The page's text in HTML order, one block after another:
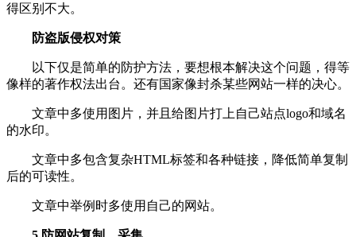
得区别不大。
防盗版侵权对策
以下仅是简单的防护方法，要想根本解决这个问题，得等
像样的著作权法出台。还有国家像封杀某些网站一样的决心。
文章中多使用图片，并且给图片打上自己站点logo和域名
的水印。
文章中多包含复杂HTML标签和各种链接，降低简单复制
后的可读性。
文章中举例时多使用自己的网站。